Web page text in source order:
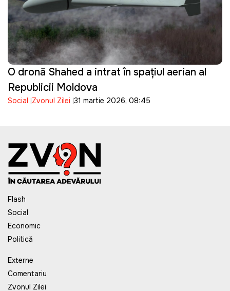
O dronă Shahed a intrat în spațiul aerian al
Republicii Moldova
Social Zvonul Zilei 31 martie 2026, 08:45
Flash
Social
Economic
Politică
Externe
Comentariu
Zvonul Zilei